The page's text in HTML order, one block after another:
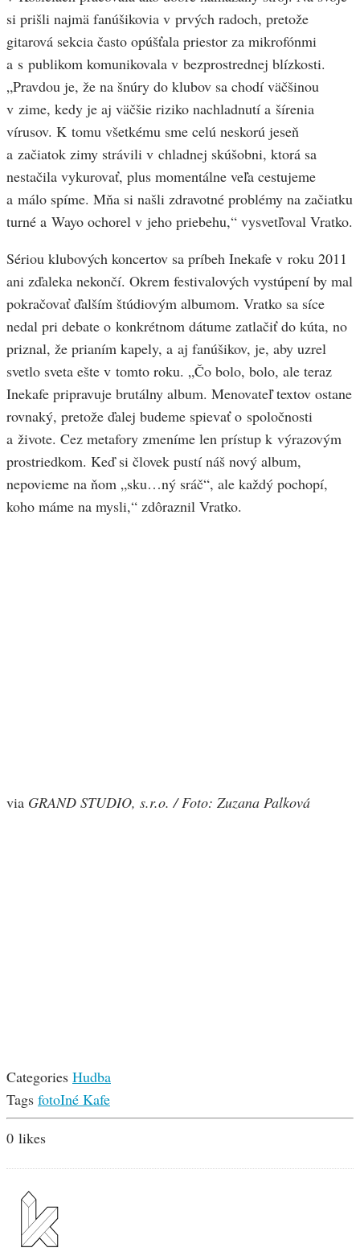
si prišli najmä fanúšikovia v prvých radoch, pretože
gitarová sekcia často opúšťala priestor za mikrofónmi
a s publikom komunikovala v bezprostrednej blízkosti.
„Pravdou je, že na šnúry do klubov sa chodí väčšinou
v zime, kedy je aj väčšie riziko nachladnutí a šírenia
vírusov. K tomu všetkému sme celú neskorú jeseň
a začiatok zimy strávili v chladnej skúšobni, ktorá sa
nestačila vykurovať, plus momentálne veľa cestujeme
a málo spíme. Mňa si našli zdravotné problémy na začiatku
turné a Wayo ochorel v jeho priebehu,“ vysvetľoval Vratko.
Sériou klubových koncertov sa príbeh Inekafe v roku 2011
ani zďaleka nekončí. Okrem festivalových vystúpení by mal
pokračovať ďalším štúdiovým albumom. Vratko sa síce
nedal pri debate o konkrétnom dátume zatlačiť do kúta, no
priznal, že prianím kapely, a aj fanúšikov, je, aby uzrel
svetlo sveta ešte v tomto roku. „Čo bolo, bolo, ale teraz
Inekafe pripravuje brutálny album. Menovateľ textov ostane
rovnaký, pretože ďalej budeme spievať o spoločnosti
a živote. Cez metafory zmeníme len prístup k výrazovým
prostriedkom. Keď si človek pustí náš nový album,
nepovieme na ňom „sku…ný sráč“, ale každý pochopí,
koho máme na mysli,“ zdôraznil Vratko.
via GRAND STUDIO, s.r.o. / Foto: Zuzana Palková
Categories Hudba
Tags fotoIné Kafe
0 likes